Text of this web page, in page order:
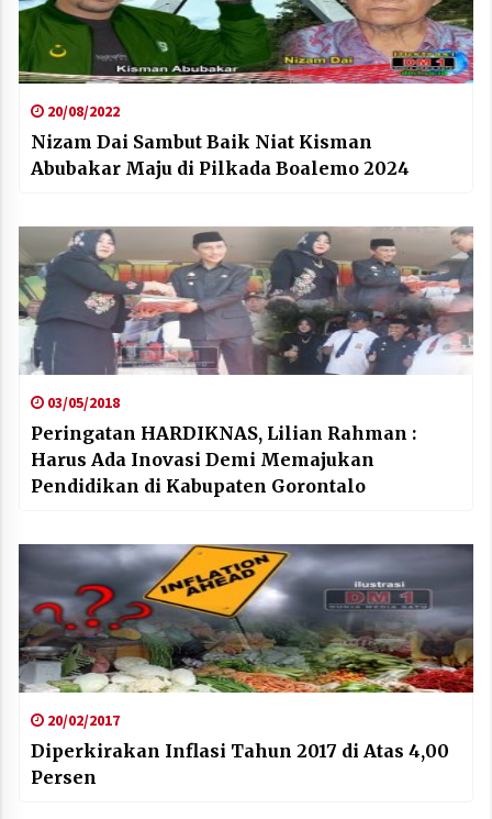
20/08/2022
Nizam Dai Sambut Baik Niat Kisman
Abubakar Maju di Pilkada Boalemo 2024
03/05/2018
Peringatan HARDIKNAS, Lilian Rahman :
Harus Ada Inovasi Demi Memajukan
Pendidikan di Kabupaten Gorontalo
20/02/2017
Diperkirakan Inflasi Tahun 2017 di Atas 4,00
Persen